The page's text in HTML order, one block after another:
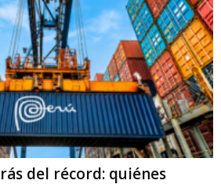
del récord: quiénes